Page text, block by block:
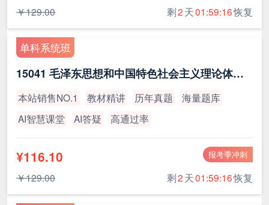
￥129.00 剩2天01:59:15恢复
单科系统班
15041 毛泽东思想和中国特色社会主义理论体系概论（最新版）
本站销售NO.1 教材精讲 历年真题
海量题库
AI智慧课堂
AI答疑 高通过率
报考季冲刺
¥116.10
￥129.00 剩2天01:59:15恢复